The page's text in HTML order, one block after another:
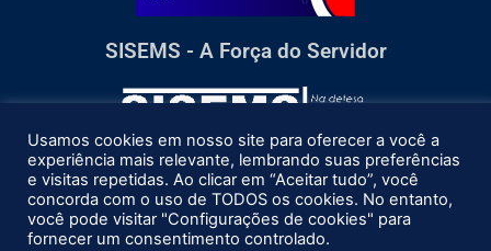
SISEMS - A Força do Servidor
Usamos cookies em nosso site para oferecer a você a
experiência mais relevante, lembrando suas preferências
e visitas repetidas. Ao clicar em “Aceitar tudo”, você
concorda com o uso de TODOS os cookies. No entanto,
você pode visitar "Configurações de cookies" para
fornecer um consentimento controlado.